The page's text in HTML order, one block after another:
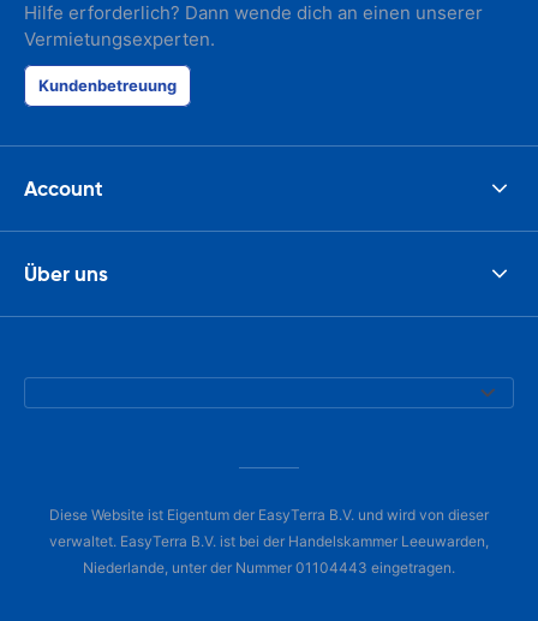
Hilfe erforderlich? Dann wende dich an einen unserer
Vermietungsexperten.
Kundenbetreuung
Account
Über uns
Diese Website ist Eigentum der EasyTerra B.V. und wird von dieser
verwaltet. EasyTerra B.V. ist bei der Handelskammer Leeuwarden,
Niederlande, unter der Nummer 01104443 eingetragen.